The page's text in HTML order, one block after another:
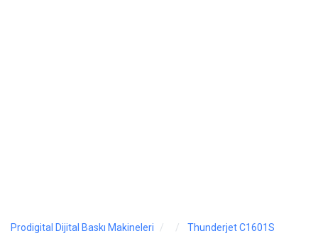
Prodigital Dijital Baskı Makineleri Thunderjet C1601S